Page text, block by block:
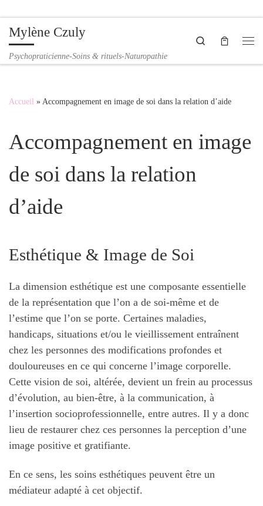
Passer au contenu
Mylène Czuly
Psychopraticienne-Soins & rituels-Naturopathie
Search
Accueil » Accompagnement en image de soi dans la relation d’aide
Accompagnement en image
de soi dans la relation
d’aide
Esthétique & Image de Soi
La dimension esthétique est une composante essentielle
de la représentation que l’on a de soi-même et de
l’estime que l’on se porte. Certaines maladies,
handicaps, situations et/ou le vieillissement entraînent
chez les personnes des modifications profondes et
douloureuses en ce qui concerne l’image corporelle.
Cette vision de soi, altérée, devient un frein au processus
d’évolution, au bien-être, à la communication, à
l’insertion socioprofessionnelle, entre autres. Il y a donc
lieu de restaurer chez ces personnes la perception d’une
image positive et gratifiante.
En ce sens, les soins esthétiques peuvent être un
médiateur adapté à cet objectif.